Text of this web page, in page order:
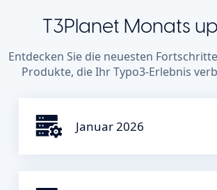
T3Planet Monats
Entdecken Sie die neuesten
Produkte, die Ihr Typo3-Erlebnis
Januar 2026